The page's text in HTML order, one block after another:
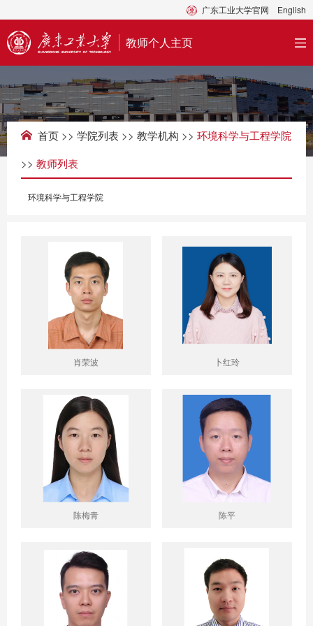
广东工业大学官网 English
教师个人主页
首页 >> 学院列表 >> 教学机构 >> 环境科学与工程学院
>> 教师列表
环境科学与工程学院
肖荣波 卜红玲
陈梅青 陈平